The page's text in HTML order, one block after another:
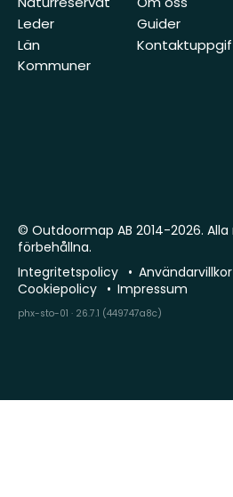
Leder
Län
Kommuner
Guider
© Outdoormap AB 2014-2026.
förbehållna.
Integritetspolicy
Användarvillkor
Cookiepolicy
Impressum
phx-sto-01 · 26.7.1 (449747a8c)